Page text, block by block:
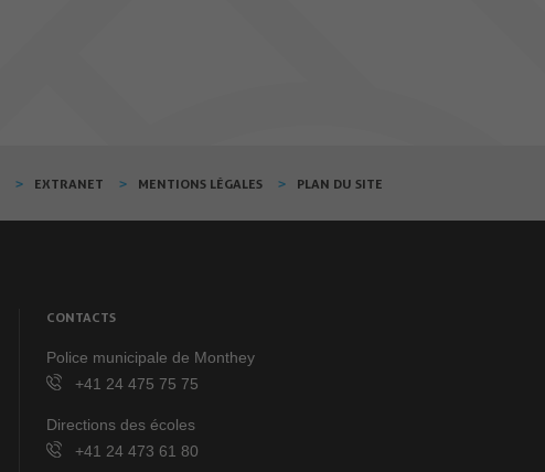
EXTRANET MENTIONS LÉGALES PLAN DU SITE
CONTACTS
Police municipale de Monthey
+41 24 475 75 75
Directions des écoles
+41 24 473 61 80